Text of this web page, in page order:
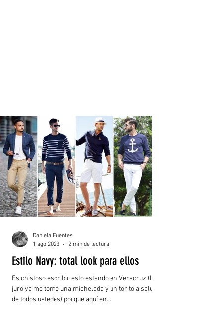
Estilo Navy: total look para ellos
Es chistoso escribir esto estando en Veracruz (les
juro ya me tomé una michelada y un torito a salud
de todos ustedes) porque aquí en...
Daniela Fuentes
1 ago 2023
2 min de lectura